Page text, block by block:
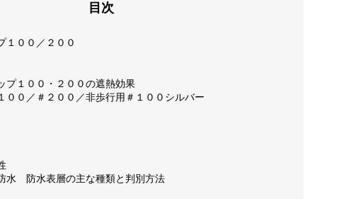
目次
１００／２００
プ１００・２００の遮熱効果
００／＃２００／非歩行用＃１００シルバー
水 防水表層の主な種類と判別方法